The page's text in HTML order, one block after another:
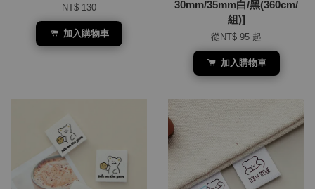
NT$ 130
加入購物車
30mm/35mm白/黑(360cm/
組)]
從 NT$ 95 起
加入購物車